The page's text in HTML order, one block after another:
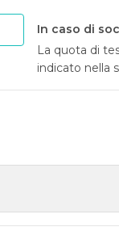
In caso di
La quota di
indicato nella